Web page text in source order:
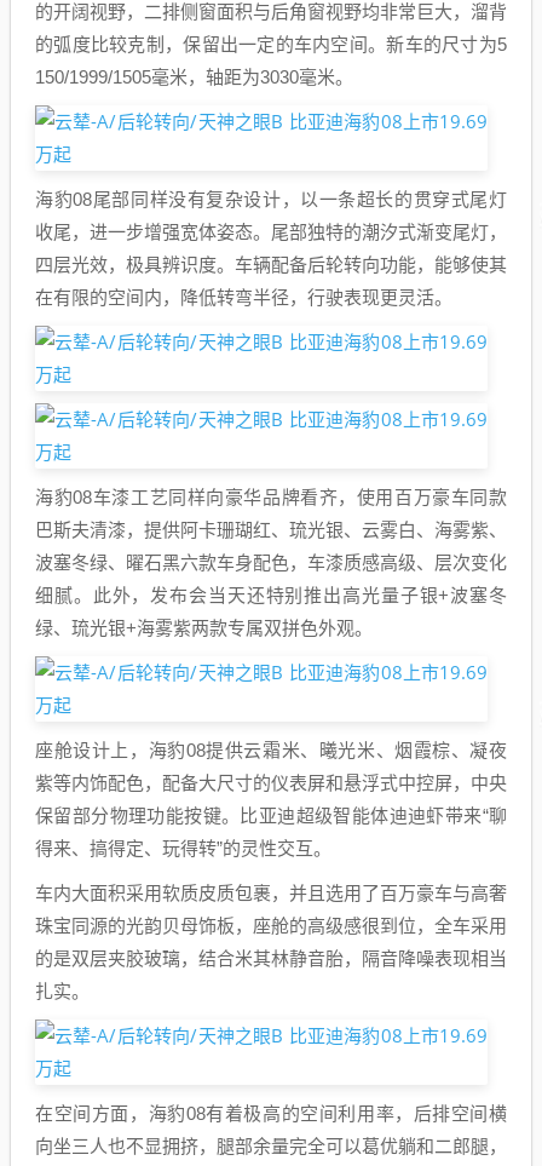
的开阔视野，二排侧窗面积与后角窗视野均非常巨大，溜背
的弧度比较克制，保留出一定的车内空间。新车的尺寸为5
150/1999/1505毫米，轴距为3030毫米。
海豹08尾部同样没有复杂设计，以一条超长的贯穿式尾灯
收尾，进一步增强宽体姿态。尾部独特的潮汐式渐变尾灯，
四层光效，极具辨识度。车辆配备后轮转向功能，能够使其
在有限的空间内，降低转弯半径，行驶表现更灵活。
海豹08车漆工艺同样向豪华品牌看齐，使用百万豪车同款
巴斯夫清漆，提供阿卡珊瑚红、琉光银、云雾白、海雾紫、
波塞冬绿、曜石黑六款车身配色，车漆质感高级、层次变化
细腻。此外，发布会当天还特别推出高光量子银+波塞冬
绿、琉光银+海雾紫两款专属双拼色外观。
座舱设计上，海豹08提供云霜米、曦光米、烟霞棕、凝夜
紫等内饰配色，配备大尺寸的仪表屏和悬浮式中控屏，中央
保留部分物理功能按键。比亚迪超级智能体迪迪虾带来“聊
得来、搞得定、玩得转”的灵性交互。
车内大面积采用软质皮质包裹，并且选用了百万豪车与高奢
珠宝同源的光韵贝母饰板，座舱的高级感很到位，全车采用
的是双层夹胶玻璃，结合米其林静音胎，隔音降噪表现相当
扎实。
在空间方面，海豹08有着极高的空间利用率，后排空间横
向坐三人也不显拥挤，腿部余量完全可以葛优躺和二郎腿，